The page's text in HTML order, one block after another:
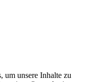
um unsere Inhalte zu